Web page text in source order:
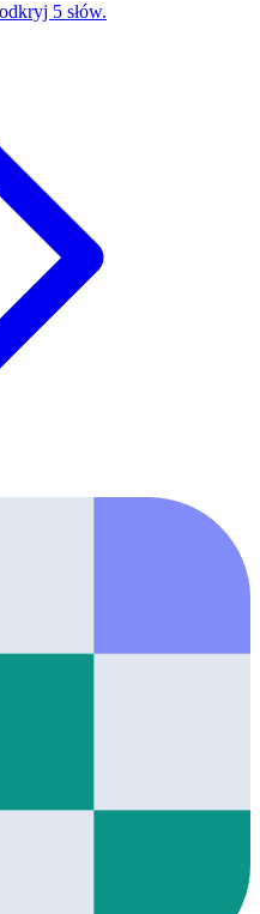
5 słów.